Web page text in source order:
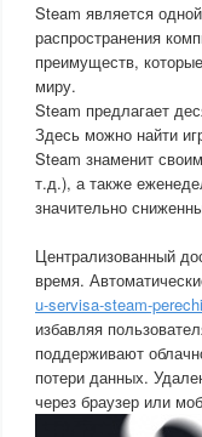
Steam является
распространения
преимуществ,
миру.
Steam предлагает
Здесь можно найти
Steam знаменит
т.д.), а также
значительно
Централизованный
время.
u-servisa-steam-
избавляя
поддерживают
потери данных.
через браузер или